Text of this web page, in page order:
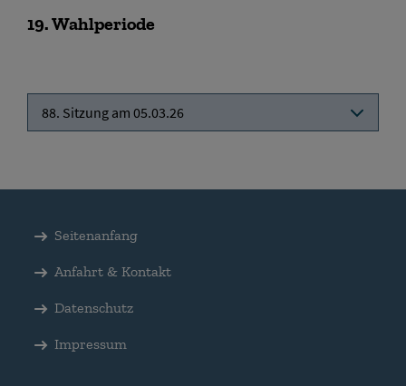
19. Wahlperiode
88. Sitzung am 05.03.26
Seitenanfang
Anfahrt & Kontakt
Datenschutz
Impressum